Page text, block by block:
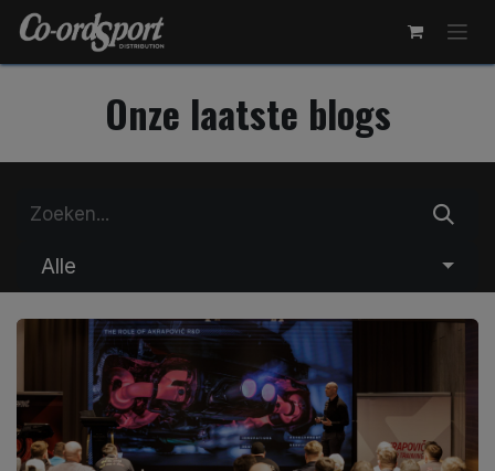
Overslaan naar inhoud
Onze laatste blogs
Alle